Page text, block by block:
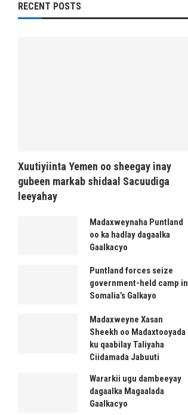
RECENT POSTS
Xuutiyiinta Yemen oo sheegay inay
gubeen markab shidaal Sacuudiga
leeyahay
Madaxweynaha Puntland
oo ka hadlay dagaalka
Gaalkacyo
Puntland forces seize
government-held camp in
Somalia’s Galkayo
Madaxweyne Xasan
Sheekh oo Madaxtooyada
ku qaabilay Taliyaha
Ciidamada Jabuuti
Wararkii ugu dambeeyay
dagaalka Magaalada
Gaalkacyo